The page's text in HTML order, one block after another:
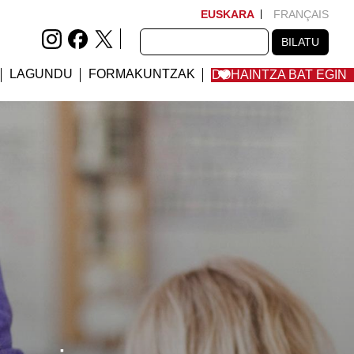
EUSKARA FRANÇAIS
BILATU BILATU
LAGUNDU FORMAKUNTZAK DOHAINTZA BAT EGIN